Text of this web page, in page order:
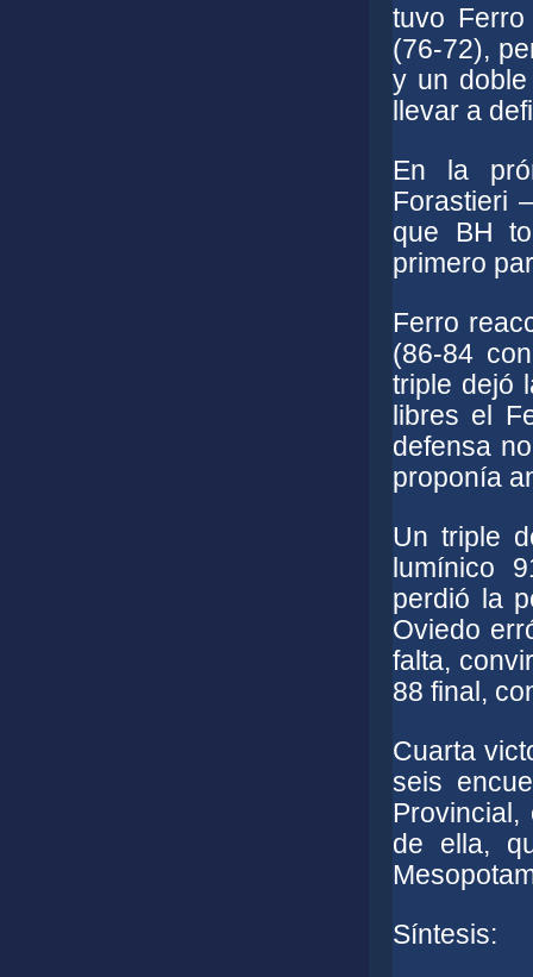
tuvo
(76-72),
y un
llevar a
En la
Forastieri
que BH
primero
Ferro
(86-84
triple dejó
libres el
defensa
proponía
Un triple
lumínico
perdió la
Oviedo
falta,
88 final,
Cuarta
seis
de ella,
Síntesis: